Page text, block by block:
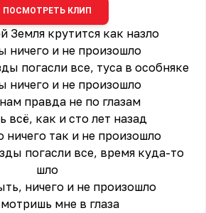
ПОСМОТРЕТЬ КЛИП
Земля крутится как назло
ничего и не произошло
погасли все, туса в особняке
ничего и не произошло
правда не по глазам
всё, как и сто лет назад
ничего так и не произошло
погасли все, время куда-то
шло
ничего и не произошло
мне в глаза